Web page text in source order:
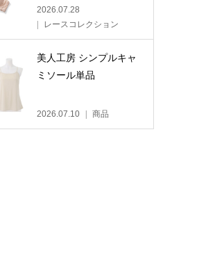
2026.07.28
レースコレクション
美人工房 シンプルキャ
ミソール単品
2026.07.10 商品